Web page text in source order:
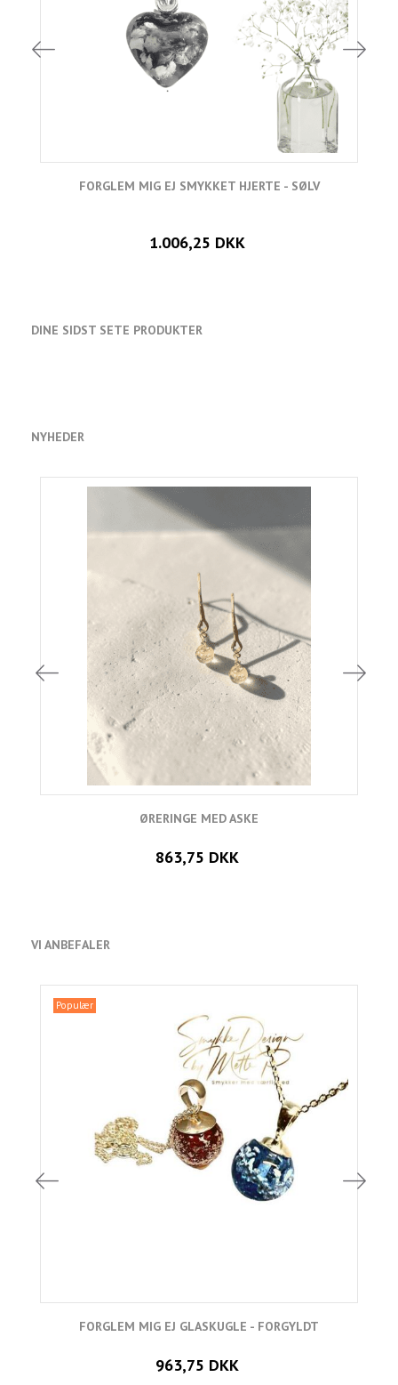
FORGLEM MIG EJ SMYKKET HJERTE - SØLV
1.006,25 DKK
DINE SIDST SETE PRODUKTER
NYHEDER
ØRERINGE MED ASKE
863,75 DKK
VI ANBEFALER
Populær
FORGLEM MIG EJ GLASKUGLE - FORGYLDT
963,75 DKK